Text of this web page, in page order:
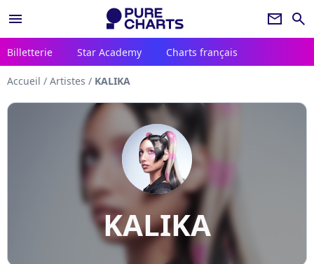
menu newsletter search
Billetterie Star Academy Charts français
Accueil / Artistes / KALIKA
KALIKA